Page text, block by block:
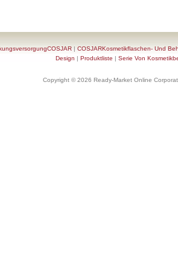
|COSJARKosmetikflaschen- Und
Design | Produktliste | Serie Von
Copyright © 2026 Ready-Market Online